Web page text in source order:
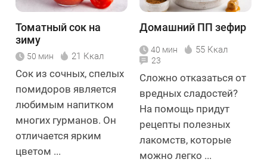
Томатный сок на
зиму
50 мин 21 Ккал
Сок из сочных, спелых
помидоров является
любимым напитком
многих гурманов. Он
отличается ярким
цветом ...
Домашний ПП зефир
40 мин 55 Ккал
23
Сложно отказаться от
вредных сладостей?
На помощь придут
рецепты полезных
лакомств, которые
можно легко ...